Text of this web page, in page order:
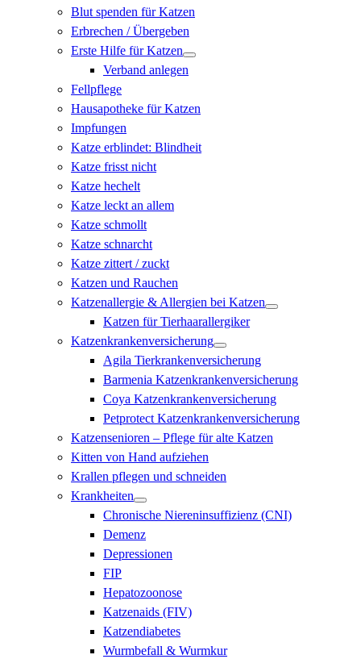
Blut spenden für Katzen
Erbrechen / Übergeben
Erste Hilfe für Katzen
Verband anlegen
Fellpflege
Hausapotheke für Katzen
Impfungen
Katze erblindet: Blindheit
Katze frisst nicht
Katze hechelt
Katze leckt an allem
Katze schmollt
Katze schnarcht
Katze zittert / zuckt
Katzen und Rauchen
Katzenallergie & Allergien bei Katzen
Katzen für Tierhaarallergiker
Katzenkrankenversicherung
Agila Tierkrankenversicherung
Barmenia Katzenkrankenversicherung
Coya Katzenkrankenversicherung
Petprotect Katzenkrankenversicherung
Katzensenioren – Pflege für alte Katzen
Kitten von Hand aufziehen
Krallen pflegen und schneiden
Krankheiten
Chronische Niereninsuffizienz (CNI)
Demenz
Depressionen
FIP
Hepatozoonose
Katzenaids (FIV)
Katzendiabetes
Wurmbefall & Wurmkur